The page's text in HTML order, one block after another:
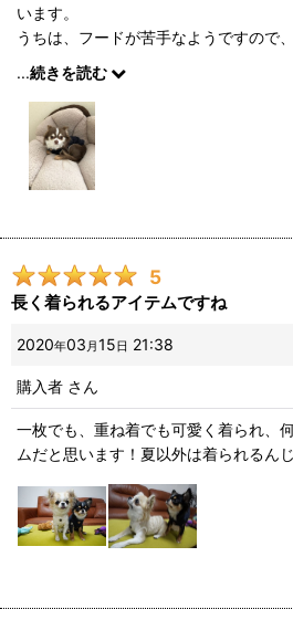
います。
うちは、フードが苦手なようですので
ました！胸元のワンポイントボタンが
洋服があれば購入します！
...続きを読む
5
長く着られるアイテムですね
2020年03 月15日 21:38
購入者 さん
一枚でも、重ね着でも可愛く着られ、
ムだと思います！夏以外は着られるん